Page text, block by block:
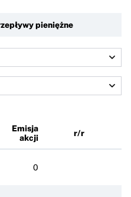
pieniężne
Emisja
akcji
r/r
0